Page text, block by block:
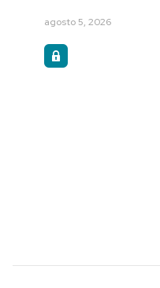
agosto 5, 2026